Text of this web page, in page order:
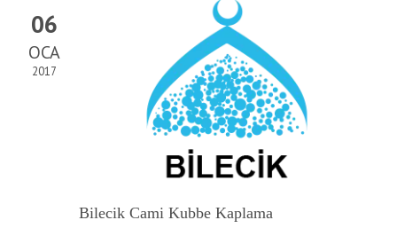
06
OCA
2017
Bilecik Cami Kubbe Kaplama